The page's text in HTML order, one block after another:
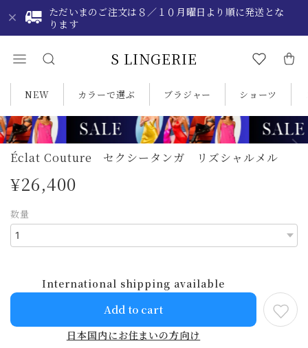
ただいまのご注文は８／１０月曜日より順に発送とな
ります
S LINGERIE
NEW カラーで選ぶ ブラジャー ショーツ
Éclat Couture セクシータンガ リズシャルメル
¥26,400
数量
International shipping available
Add to cart
日本国内にお住まいの方向け